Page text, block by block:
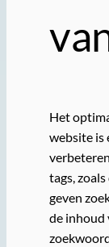
Het
website is
tags,
geven
de inhoud